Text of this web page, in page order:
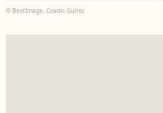
© BestImage, Coadic Guirec